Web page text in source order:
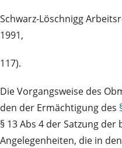
Schwarz-Löschnigg
1991,
117).
Die Vorgangsweise des
den der Ermächtigung des
§ 13 Abs 4 der Satzung
Angelegenheiten, die in